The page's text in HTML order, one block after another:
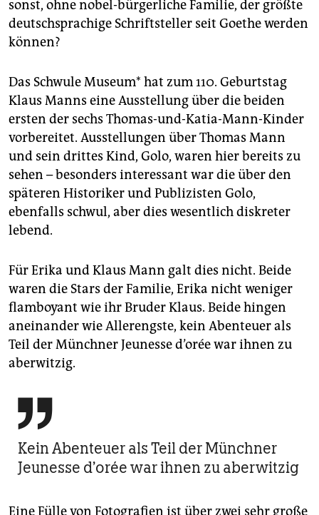
sonst, ohne nobel-bürgerliche Familie, der größte
deutschsprachige Schriftsteller seit Goethe werden
können?
Das Schwule Museum* hat zum 110. Geburtstag
Klaus Manns eine Ausstellung über die beiden
ersten der sechs Thomas-und-Katia-Mann-Kinder
vorbereitet. Ausstellungen über Thomas Mann
und sein drittes Kind, Golo, waren hier bereits zu
sehen – besonders interessant war die über den
späteren Historiker und Publizisten Golo,
ebenfalls schwul, aber dies wesentlich diskreter
lebend.
Für Erika und Klaus Mann galt dies nicht. Beide
waren die Stars der Familie, Erika nicht weniger
flamboyant wie ihr Bruder Klaus. Beide hingen
aneinander wie Allerengste, kein Abenteuer als
Teil der Münchner Jeunesse d’orée war ihnen zu
aberwitzig.

Kein Abenteuer als Teil der Münchner
Jeunesse d’orée war ihnen zu aberwitzig
Eine Fülle von Fotografien ist über zwei sehr große